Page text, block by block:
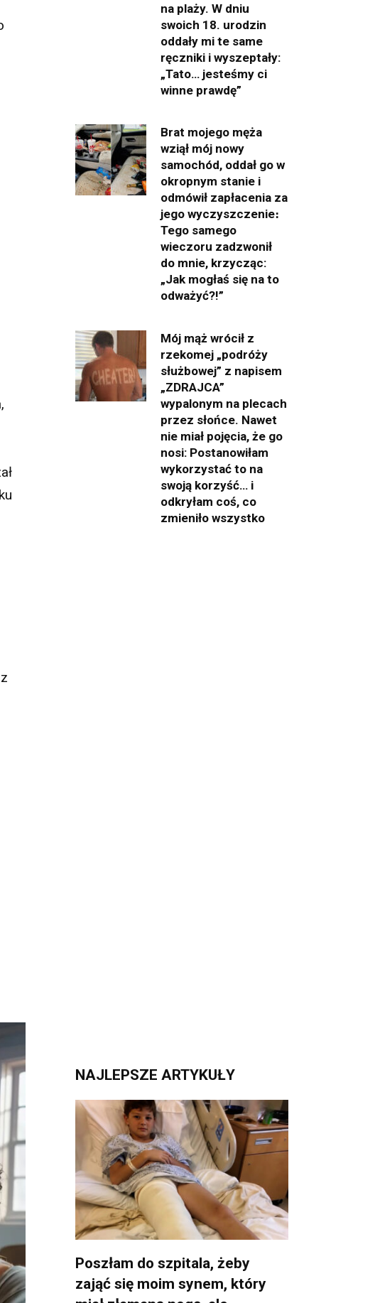
na plaży. W dniu
swoich 18. urodzin
oddały mi te same
ręczniki i wyszeptały:
„Tato… jesteśmy ci
winne prawdę”
Brat mojego męża
wziął mój nowy
samochód, oddał go w
okropnym stanie i
odmówił zapłacenia za
jego wyczyszczenie։
Tego samego
wieczoru zadzwonił
do mnie, krzycząc:
„Jak mogłaś się na to
odważyć?!”
Mój mąż wrócił z
rzekomej „podróży
służbowej” z napisem
„ZDRAJCA”
wypalonym na plecach
przez słońce. Nawet
nie miał pojęcia, że go
nosi: Postanowiłam
wykorzystać to na
swoją korzyść… i
odkryłam coś, co
zmieniło wszystko
NAJLEPSZE ARTYKUŁY
Poszłam do szpitala, żeby
zająć się moim synem, który